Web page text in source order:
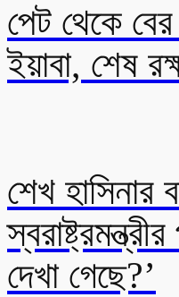
পেট থেকে
ইয়াবা, শেষ
শেখ হাসিনার
দেখা গেছে?’